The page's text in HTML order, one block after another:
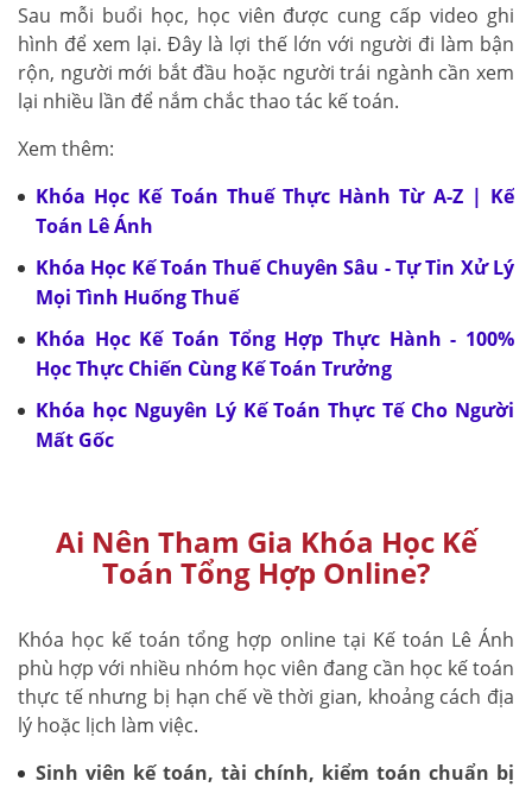
Sau mỗi buổi học, học viên được cung cấp video ghi
hình để xem lại. Đây là lợi thế lớn với người đi làm bận
rộn, người mới bắt đầu hoặc người trái ngành cần xem
lại nhiều lần để nắm chắc thao tác kế toán.
Xem thêm:
Khóa Học Kế Toán Thuế Thực Hành Từ A-Z | Kế
Toán Lê Ánh
Khóa Học Kế Toán Thuế Chuyên Sâu - Tự Tin Xử Lý
Mọi Tình Huống Thuế
Khóa Học Kế Toán Tổng Hợp Thực Hành - 100%
Học Thực Chiến Cùng Kế Toán Trưởng
Khóa học Nguyên Lý Kế Toán Thực Tế Cho Người
Mất Gốc
Ai Nên Tham Gia Khóa Học Kế
Toán Tổng Hợp Online?
Khóa học kế toán tổng hợp online tại Kế toán Lê Ánh
phù hợp với nhiều nhóm học viên đang cần học kế toán
thực tế nhưng bị hạn chế về thời gian, khoảng cách địa
lý hoặc lịch làm việc.
Sinh viên kế toán, tài chính, kiểm toán chuẩn bị